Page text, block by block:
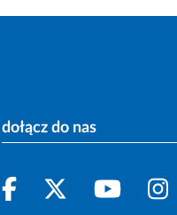
dołącz do nas